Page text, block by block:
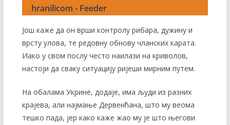
hranilicom - Feeder
Још каже да он врши контролу рибара, дужину и
врсту улова, те редовну обнову чланских карата.
Иако у свом послу често наилази на криволов,
настоји да сваку ситуацију ријеши мирним путем.
На обалама Укрине, додаје, има људи из разних
крајева, али најмање Дервенћана, што му веома
тешко пада, јер како каже жао му је што његови